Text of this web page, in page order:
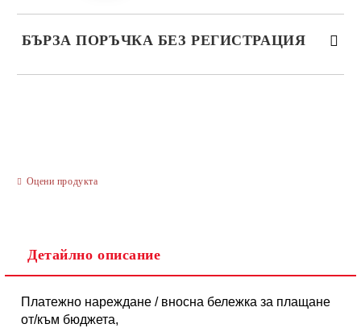
БЪРЗА ПОРЪЧКА БЕЗ РЕГИСТРАЦИЯ
Оцени продукта
Детайлно описание
Платежно нареждане / вносна бележка за плащане
от/към бюджета,